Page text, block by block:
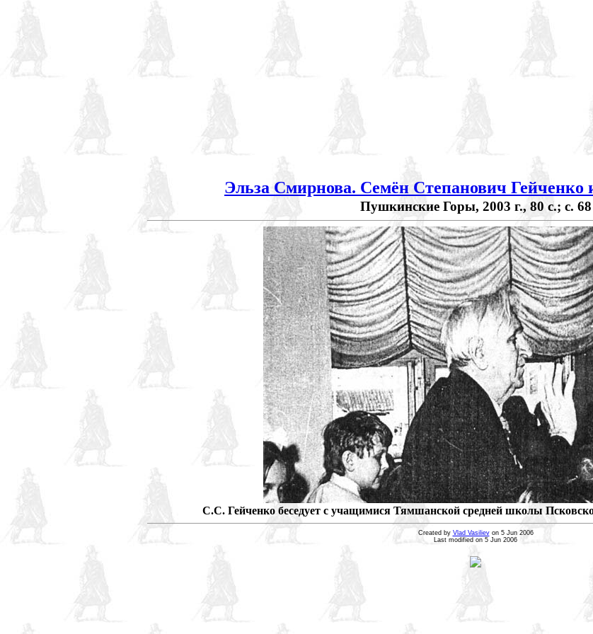
Эльза Смирнова. Семён Степанович Гейченко
Пушкинские Горы, 2003 г., 80 с.; с. 68
С.С. Гейченко беседует с учащимися Тямшанской средней школы
Created by Vlad Vasilievon 5 Jun 2006
Last modified on 5 Jun 2006